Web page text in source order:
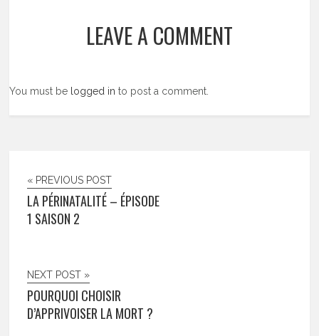
LEAVE A COMMENT
You must be logged in to post a comment.
« PREVIOUS POST
LA PÉRINATALITÉ – ÉPISODE
1 SAISON 2
NEXT POST »
POURQUOI CHOISIR
D’APPRIVOISER LA MORT ?